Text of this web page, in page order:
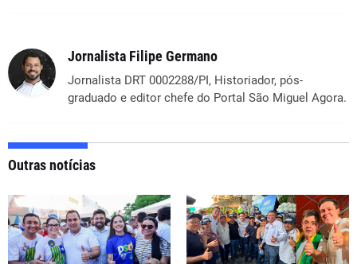
Jornalista Filipe Germano
Jornalista DRT 0002288/PI, Historiador, pós-
graduado e editor chefe do Portal São Miguel Agora.
Outras notícias